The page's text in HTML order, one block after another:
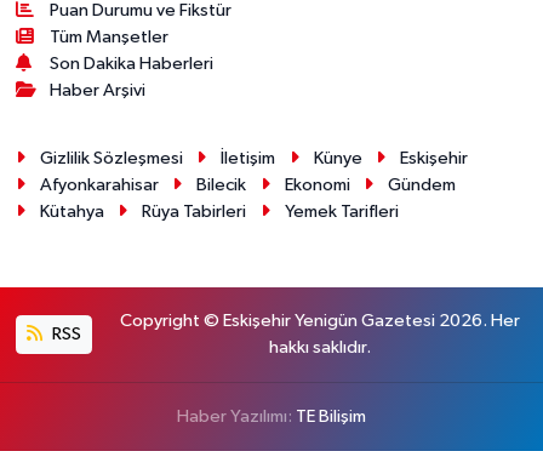
Puan Durumu ve Fikstür
Tüm Manşetler
Son Dakika Haberleri
Haber Arşivi
Gizlilik Sözleşmesi İletişim Künye
Eskişehir
Afyonkarahisar
Bilecik Ekonomi
Gündem
Kütahya
Rüya Tabirleri Yemek Tarifleri
RSS
Copyright © Eskişehir Yenigün Gazetesi 2026. Her
hakkı saklıdır.
Haber Yazılımı: TE Bilişim